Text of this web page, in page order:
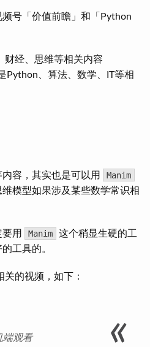
号「价值前瞻」和「Python
财经、思维等相关内容
Python、算法、数学、IT等相
容，其实也是可以用
Manim
模型如果涉及某些数学常识相
用 Manim
这个稍显生硬的工
工具的。
关的视频，如下：
端观看